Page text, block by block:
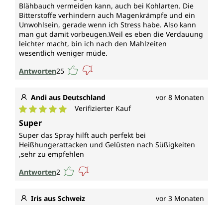
Blähbauch vermeiden kann, auch bei Kohlarten. Die
Bitterstoffe verhindern auch Magenkrämpfe und ein
Unwohlsein, gerade wenn ich Stress habe. Also kann
man gut damit vorbeugen.Weil es eben die Verdauung
leichter macht, bin ich nach den Mahlzeiten
wesentlich weniger müde.
Antworten25
Andi aus Deutschland vor 8 Monaten
Durchschnittliche Bewertung von 5 von 5 Sternen
Verifizierter Kauf
Super
Super das Spray hilft auch perfekt bei
Heißhungerattacken und Gelüsten nach Süßigkeiten
,sehr zu empfehlen
Antworten2
Iris aus Schweiz vor 3 Monaten